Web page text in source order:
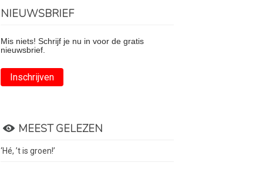
NIEUWSBRIEF
Mis niets! Schrijf je nu in voor de gratis
nieuwsbrief.
Inschrijven
MEEST GELEZEN
‘Hé, ’t is groen!’